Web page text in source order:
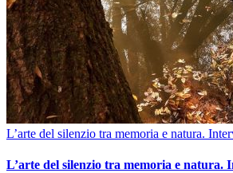
L’arte del silenzio tra memoria e natura.
L’arte del silenzio tra memoria e natura.